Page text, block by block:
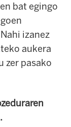
bat egingo
izanez
aukera
zer pasako